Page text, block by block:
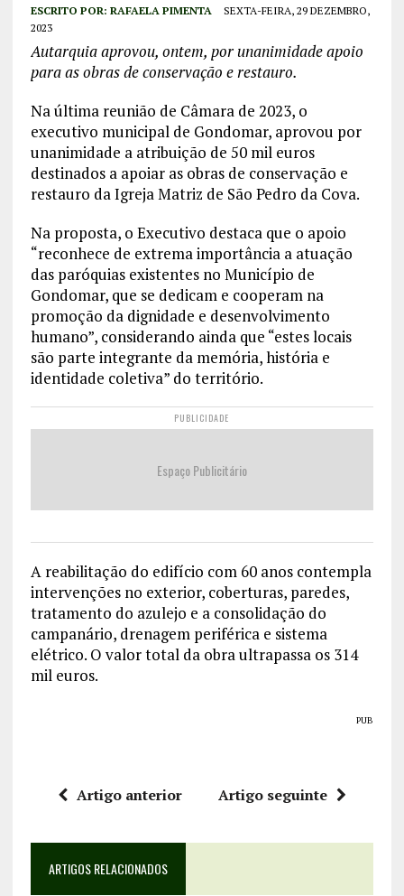
ESCRITO POR: RAFAELA PIMENTA
SEXTA-FEIRA, 29 DEZEMBRO,
2023
Autarquia aprovou, ontem, por unanimidade apoio
para as obras de conservação e restauro.
Na última reunião de Câmara de 2023, o
executivo municipal de Gondomar, aprovou por
unanimidade a atribuição de 50 mil euros
destinados a apoiar as obras de conservação e
restauro da Igreja Matriz de São Pedro da Cova.
Na proposta, o Executivo destaca que o apoio
“reconhece de extrema importância a atuação
das paróquias existentes no Município de
Gondomar, que se dedicam e cooperam na
promoção da dignidade e desenvolvimento
humano”, considerando ainda que “estes locais
são parte integrante da memória, história e
identidade coletiva” do território.
PUBLICIDADE
Espaço Publicitário
A reabilitação do edifício com 60 anos contempla
intervenções no exterior, coberturas, paredes,
tratamento do azulejo e a consolidação do
campanário, drenagem periférica e sistema
elétrico. O valor total da obra ultrapassa os 314
mil euros.
PUB
Artigo anterior Artigo seguinte
ARTIGOS RELACIONADOS